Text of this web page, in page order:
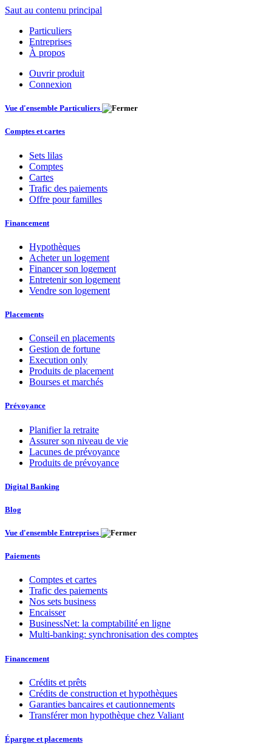
Saut au contenu principal
Particuliers
Entreprises
À propos
Ouvrir produit
Connexion
Vue d'ensemble Particuliers
Comptes et cartes
Sets lilas
Comptes
Cartes
Trafic des paiements
Offre pour familles
Financement
Hypothèques
Acheter un logement
Financer son logement
Entretenir son logement
Vendre son logement
Placements
Conseil en placements
Gestion de fortune
Execution only
Produits de placement
Bourses et marchés
Prévoyance
Planifier la retraite
Assurer son niveau de vie
Lacunes de prévoyance
Produits de prévoyance
Digital Banking
Blog
Vue d'ensemble Entreprises
Paiements
Comptes et cartes
Trafic des paiements
Nos sets business
Encaisser
BusinessNet: la comptabilité en ligne
Multi-banking: synchronisation des comptes
Financement
Crédits et prêts
Crédits de construction et hypothèques
Garanties bancaires et cautionnements
Transférer mon hypothèque chez Valiant
Épargne et placements